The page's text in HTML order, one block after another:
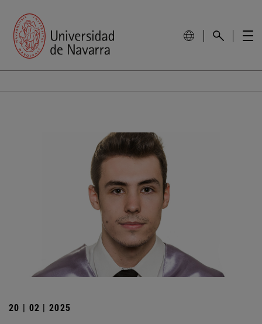
20 | 02 | 2025